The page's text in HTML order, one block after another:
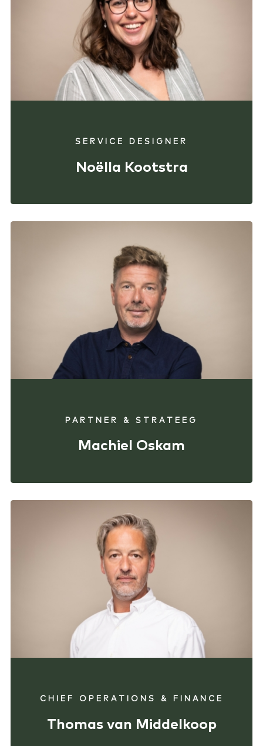
SERVICE DESIGNER
Noëlla Kootstra
PARTNER & STRATEEG
Machiel Oskam
CHIEF OPERATIONS & FINANCE
Thomas van Middelkoop